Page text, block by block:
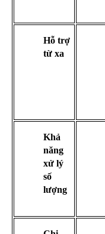
Hỗ trợ
từ xa
Khả
năng
xử lý
số
lượng